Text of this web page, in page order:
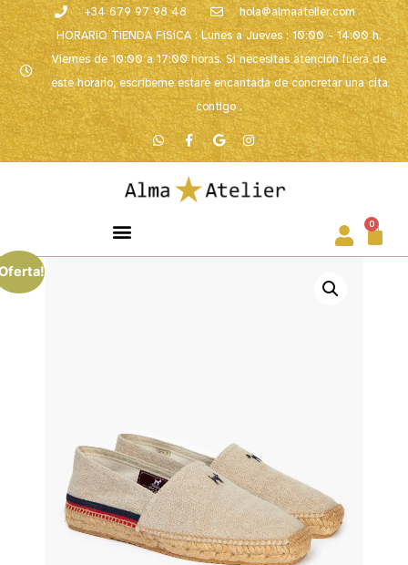
+34 679 97 98 48
hola@almaatelier.com
HORARiO TiENDA FíSiCA : Lunes a Jueves : 10:00 - 14:00 h.
Viernes de 10:00 a 17:00 horas. Si necesitas atención fuera de
este horario, escríbeme estaré encantada de concretar una cita
contigo .
0